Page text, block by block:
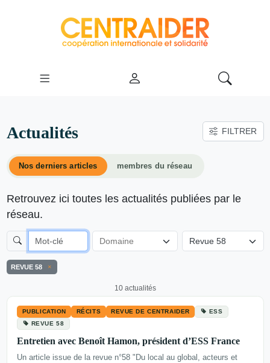
Actualités FILTRER
Nos derniers articles membres du réseau
Retrouvez ici toutes les actualités publiées par le
réseau.
Revue 58
REVUE 58
10 actualités
PUBLICATION RÉCITS REVUE DE CENTRAIDER
ESS
REVUE 58
Entretien avec Benoît Hamon, président d’ESS France
Un article issue de la revue n°58 "Du local au global, acteurs et